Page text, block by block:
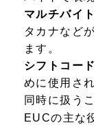
マルチバイ
タカナなど
ます。
シフトコー
めに使用さ
同時に扱う
EUCの主な